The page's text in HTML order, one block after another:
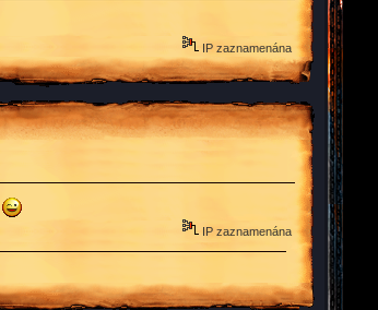
IP zaznamenána
IP zaznamenána